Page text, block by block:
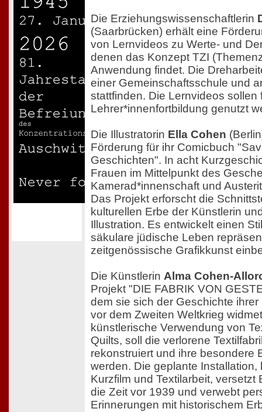
Die Erziehungswissenschaftlerin
(Saarbrücken) erhält eine
von Lernvideos zu Werte- und
denen das Konzept TZI
Anwendung findet. Die
einer Gemeinschaftsschule und
stattfinden. Die Lernvideos sollen
Lehrer*innenfortbildung genutzt
Die Illustratorin Ella Cohen
Förderung für ihr Comicbuch
Geschichten". In acht
Frauen im Mittelpunkt des
Kamerad*innenschaft und
Das Projekt erforscht die
kulturellen Erbe der Künstlerin
Illustration. Es entwickelt einen
säkulare jüdische Leben
zeitgenössische Grafikkunst
Die Künstlerin Alma Cohen-
Projekt "DIE FABRIK VON
dem sie sich der Geschichte
vor dem Zweiten Weltkrieg
künstlerische Verwendung von
Quilts, soll die verlorene
rekonstruiert und ihre besondere
werden. Die geplante
Kurzfilm und Textilarbeit, versetzt
die Zeit vor 1939 und verwebt
Erinnerungen mit historischem